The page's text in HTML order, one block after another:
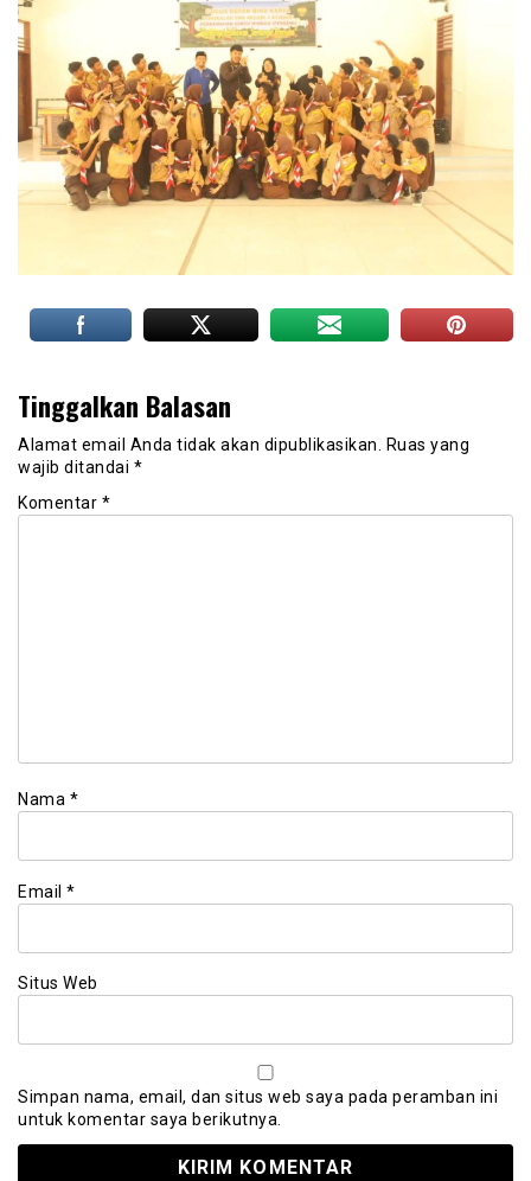
Tinggalkan Balasan
Alamat email Anda tidak akan dipublikasikan.
Ruas yang
wajib ditandai *
Komentar *
Nama *
Email *
Situs Web
Simpan nama, email, dan situs web saya pada peramban ini
untuk komentar saya berikutnya.